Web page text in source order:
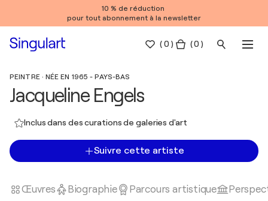
10 % de réduction
pour tout abonnement à la newsletter
(0 ) ( 0 )
PEINTRE · NÉE EN 1965 - PAYS-BAS
Jacqueline Engels
Inclus dans des curations de galeries d'art
Suivre cette artiste
Œuvres Biographie Parcours artistique